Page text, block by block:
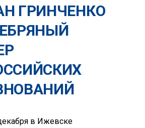
ГРИНЧЕНКО
в Ижевске